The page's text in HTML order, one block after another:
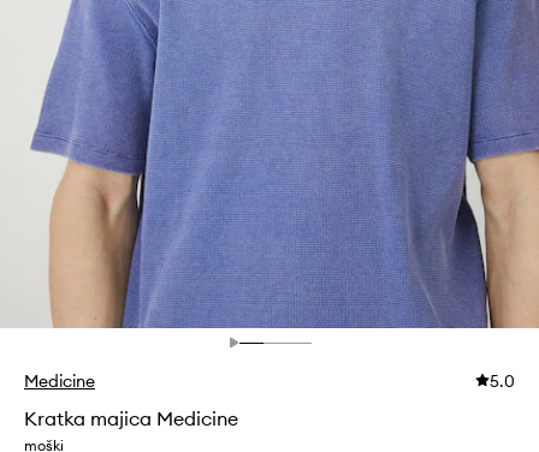
Medicine 5.0
Kratka majica Medicine
moški